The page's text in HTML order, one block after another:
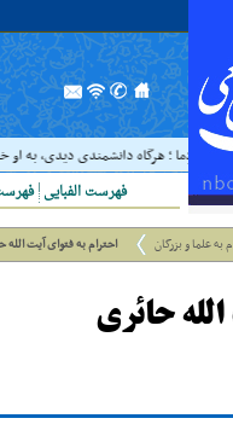
خادِما ؛ هرگاه دانشمندى ديدى، به او خدمت
فهرست الفبایی
به علما و بزرگان احترام به فتواى آیت الله
حائرى